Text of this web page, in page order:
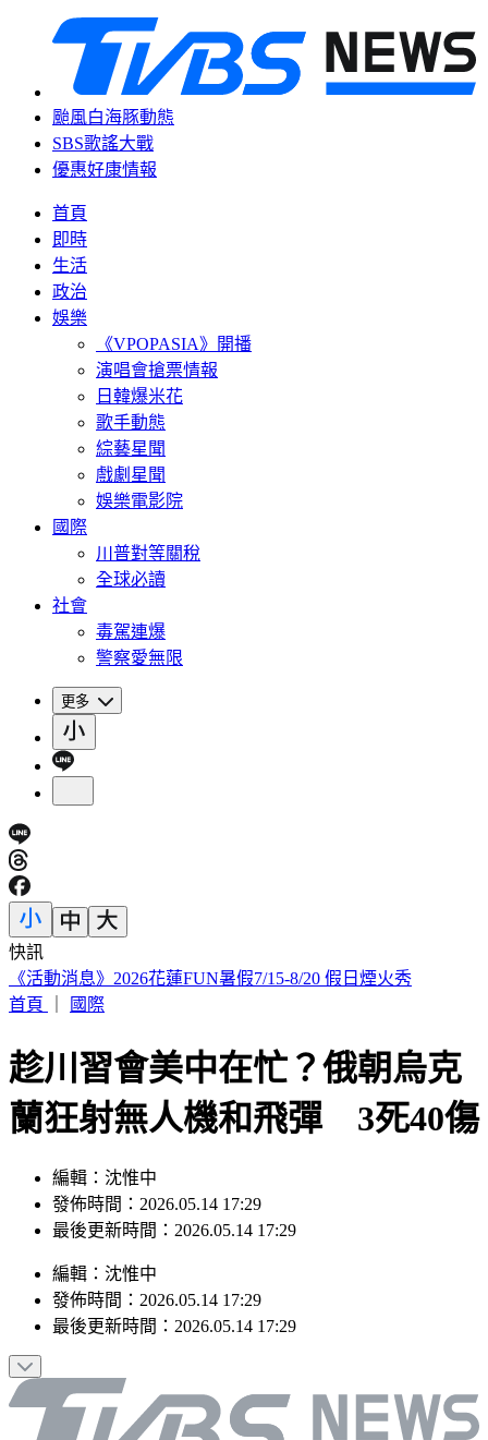
颱風白海豚動態
SBS歌謠大戰
優惠好康情報
首頁
即時
生活
政治
娛樂
《VPOPASIA》開播
演唱會搶票情報
日韓爆米花
歌手動態
綜藝星聞
戲劇星聞
娛樂電影院
國際
川普對等關稅
全球必讀
社會
毒駕連爆
警察愛無限
更多
快訊
桃園龍潭出現鴕鳥逛大街 汽車高速撞上引擎蓋凹了
首頁
國際
趁川習會美中在忙？俄朝烏克
蘭狂射無人機和飛彈 3死40傷
編輯：沈惟中
發佈時間：2026.05.14 17:29
最後更新時間：2026.05.14 17:29
編輯 ： 沈惟中
發佈時間： 2026.05.14 17:29
最後更新時間： 2026.05.14 17:29